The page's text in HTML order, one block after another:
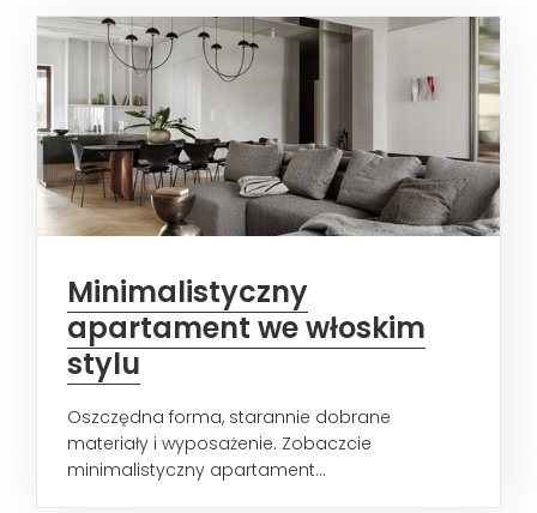
Minimalistyczny
apartament we włoskim
stylu
Oszczędna forma, starannie dobrane
materiały i wyposażenie. Zobaczcie
minimalistyczny apartament...